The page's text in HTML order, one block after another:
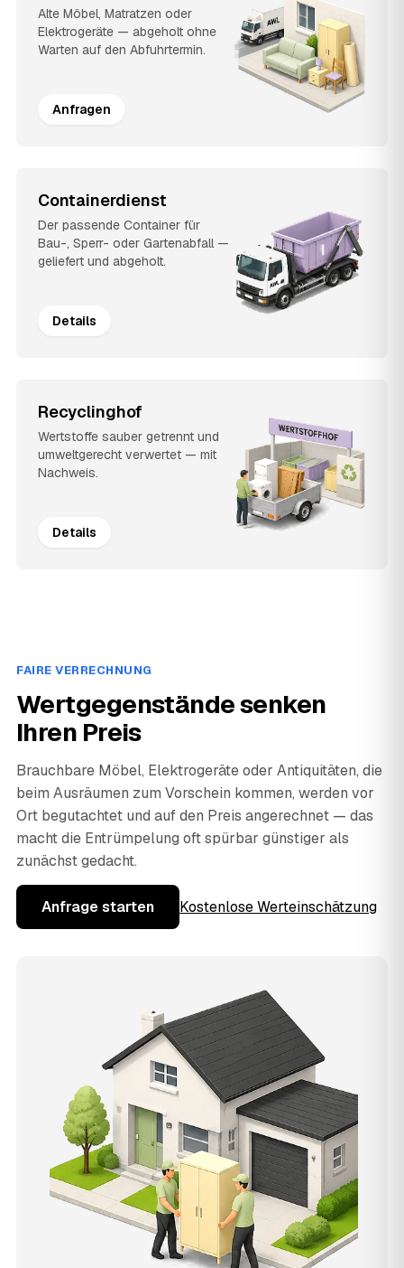
Alte Möbel, Matratzen oder
Elektrogeräte — abgeholt ohne
Warten auf den Abfuhrtermin.
Anfragen
Containerdienst
Der passende Container für
Bau-, Sperr- oder Gartenabfall —
geliefert und abgeholt.
Details
Recyclinghof
Wertstoffe sauber getrennt und
umweltgerecht verwertet — mit
Nachweis.
Details
FAIRE VERRECHNUNG
Wertgegenstände senken
Ihren Preis
Brauchbare Möbel, Elektrogeräte oder Antiquitäten, die
beim Ausräumen zum Vorschein kommen, werden vor
Ort begutachtet und auf den Preis angerechnet — das
macht die Entrümpelung oft spürbar günstiger als
zunächst gedacht.
Anfrage starten Kostenlose Werteinschätzung